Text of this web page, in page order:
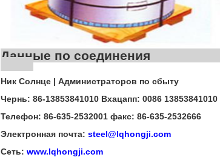
Данные по
Ник Солнце | Администраторов по сбыту
Чернь: 86-13853841010 Вхацапп: 0086 13853841010
Телефон: 86-635-2532001 факс: 86-635-2532666
Электронная почта: steel@lqhongji.com
Сеть: www.lqhongji.com